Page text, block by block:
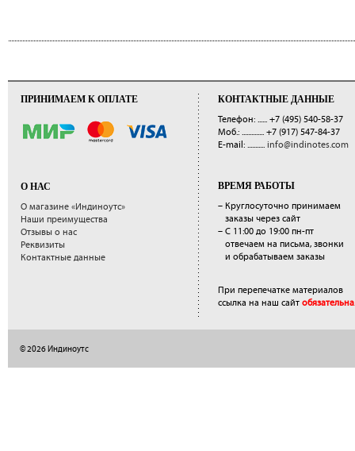
ПРИНИМАЕМ К ОПЛАТЕ
О НАС
О магазине «Индиноутс»
Наши преимущества
Отзывы о нас
Реквизиты
Контактные данные
КОНТАКТНЫЕ ДАННЫЕ
Телефон: ...... +7 (495) 540-58-37
Моб.: .............. +7 (917) 547-84-37
E-mail: ........... info@indinotes.com
ВРЕМЯ РАБОТЫ
– Круглосуточно принимаем
заказы через сайт
– С 11:00 до 19:00 пн-пт
отвечаем на письма, звонки
и обрабатываем заказы
При перепечатке материалов
ссылка на наш сайт обязательна.
© 2026 Индиноутс